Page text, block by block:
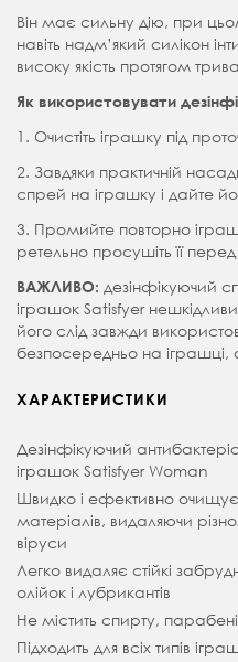
Він має сильну дію, при
навіть надм’який силікон
високу якість протягом
Як використовувати
1. Очистіть іграшку під
2. Завдяки практичній
спрей на іграшку і дайте
3. Промийте повторно
ретельно просушіть її
ВАЖЛИВО: дезінфікуючий
іграшок Satisfyer
його слід завжди
безпосередньо на іграшці,
ХАРАКТЕРИСТИКИ
Дезінфікуючий
іграшок Satisfyer Woman
Швидко і ефективно очищує
матеріалів, видаляючи
віруси
Легко видаляє стійкі
олійок і лубрикантів
Не містить спирту,
Підходить для всіх типів